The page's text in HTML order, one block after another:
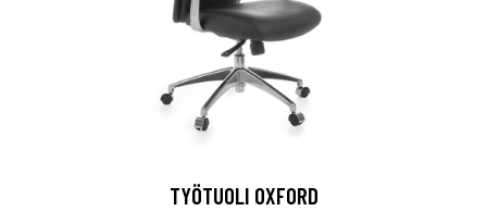
TYÖTUOLI OXFORD